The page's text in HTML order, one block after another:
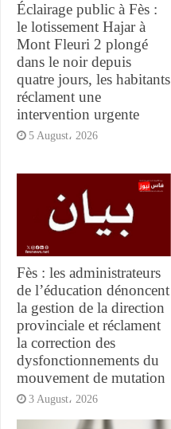
Éclairage public à Fès :
le lotissement Hajar à
Mont Fleuri 2 plongé
dans le noir depuis
quatre jours, les habitants
réclament une
intervention urgente
5 August، 2026
Fès : les administrateurs
de l’éducation dénoncent
la gestion de la direction
provinciale et réclament
la correction des
dysfonctionnements du
mouvement de mutation
3 August، 2026